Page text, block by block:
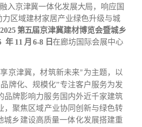
入京津冀一体化发展大局，响应国
力区域建材家居产业绿色升级与城
2025 第五届京津冀建材博览会暨城乡
年 11 月 6-8 日在廊坊国际会展中心
京津冀，材筑新未来”为主题， 以
牌化、规模化”专注客户服务为发
品牌影响力服务国内外近千家建筑
，聚焦区域产业协同创新与绿色转
城乡建设高质量一体化发展搭建重